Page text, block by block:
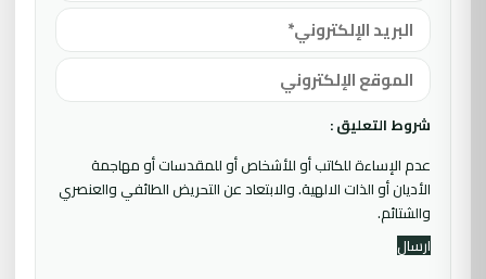
شروط التعليق :
عدم الإساءة للكاتب أو للأشخاص أو للمقدسات أو مهاجمة
الأديان أو الذات الالهية. والابتعاد عن التحريض الطائفي والعنصري
والشتائم.